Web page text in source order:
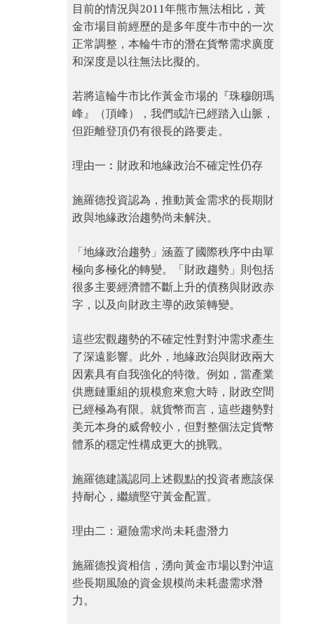
目前的情況與2011年熊市無法相比，黃
金市場目前經歷的是多年度牛市中的一次
正常調整，本輪牛市的潛在貨幣需求廣度
和深度是以往無法比擬的。
若將這輪牛市比作黃金市場的『珠穆朗瑪
峰』（頂峰），我們或許已經踏入山脈，
但距離登頂仍有很長的路要走。
理由一︰財政和地緣政治不確定性仍存
施羅德投資認為，推動黃金需求的長期財
政與地緣政治趨勢尚未解決。
「地緣政治趨勢」涵蓋了國際秩序中由單
極向多極化的轉變。「財政趨勢」則包括
很多主要經濟體不斷上升的債務與財政赤
字，以及向財政主導的政策轉變。
這些宏觀趨勢的不確定性對對沖需求產生
了深遠影響。此外，地緣政治與財政兩大
因素具有自我強化的特徵。例如，當產業
供應鏈重組的規模愈來愈大時，財政空間
已經極為有限。就貨幣而言，這些趨勢對
美元本身的威脅較小，但對整個法定貨幣
體系的穩定性構成更大的挑戰。
施羅德建議認同上述觀點的投資者應該保
持耐心，繼續堅守黃金配置。
理由二：避險需求尚未耗盡潛力
施羅德投資相信，湧向黃金市場以對沖這
些長期風險的資金規模尚未耗盡需求潛
力。